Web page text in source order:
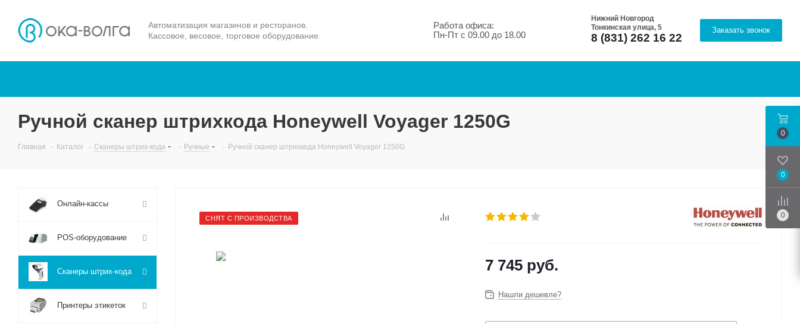
Автоматизация магазинов и ресторанов.
Кассовое, весовое, торговое оборудование.
Работа офиса:
Пн-Пт с 09.00 до 18.00
Нижний Новгород
Тонкинская улица, 5
8 (831) 262 16 22
Заказать звонок
Ручной сканер штрихкода Honeywell Voyager 1250G
Главная - Каталог - Сканеры штрих-кода - Ручные - Ручной сканер штрихкода Honeywell Voyager 1250G
СНЯТ С ПРОИЗВОДСТВА
7 745 руб.
Нашли дешевле?
Онлайн-кассы
POS-оборудование
Сканеры штрих-кода
Принтеры этикеток
0
0
0